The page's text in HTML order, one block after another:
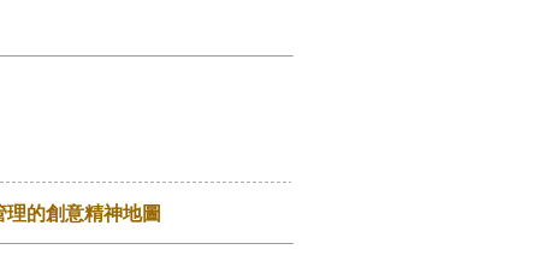
的創意精神地圖